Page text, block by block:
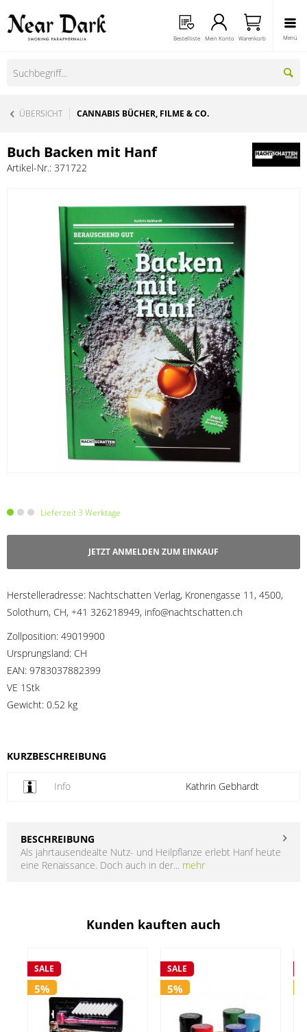
Menü
Bestellliste Mein Konto Warenkorb
ÜBERSICHT CANNABIS BÜCHER, FILME & CO.
Buch Backen mit Hanf
Artikel-Nr.: 371722
Lieferzeit 3 Werktage
JETZT ANMELDEN ZUM EINKAUF
Herstelleradresse: Nachtschatten Verlag, Kronengasse 11, 4500,
Solothurn, CH, +41 326218949, info@nachtschatten.ch
Zollposition: 49019900
Ursprungsland: CH
EAN: 9783037882399
VE 1Stk
Gewicht: 0.52 kg
KURZBESCHREIBUNG
Info Kathrin Gebhardt
BESCHREIBUNG
Als jahrtausendealte Nutz- und Heilpflanze erlebt Hanf heute
eine Renaissance. Doch auch in der... mehr
Kunden kauften auch
SALE
5%
SALE
5%